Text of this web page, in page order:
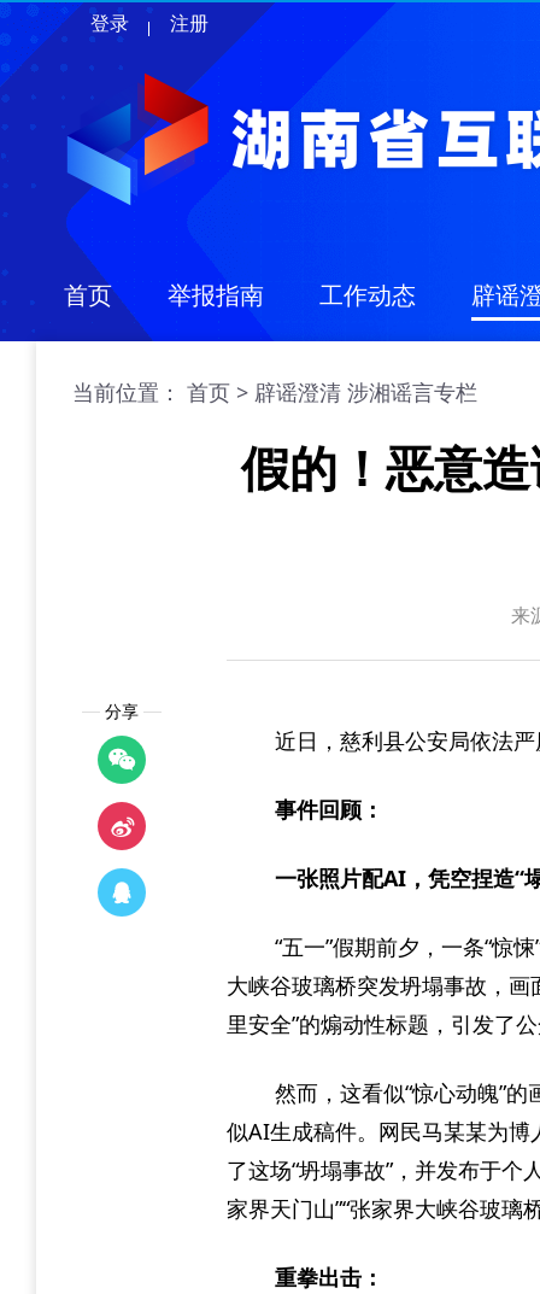
登录 注册
首页 举报指南 工作动态 辟谣
当前位置： 首页 > 辟谣澄清 涉湘谣言专栏
假的！恶意
来
分享
近日，慈利县公安局依法
事件回顾：
一张照片配AI，凭空捏造“
“五一”假期前夕，一条“惊
大峡谷玻璃桥突发坍塌事故，
里安全”的煽动性标题，引发了
然而，这看似“惊心动魄”
似AI生成稿件。网民马某某为
了这场“坍塌事故”，并发布于
家界天门山”“张家界大峡谷玻璃
重拳出击：